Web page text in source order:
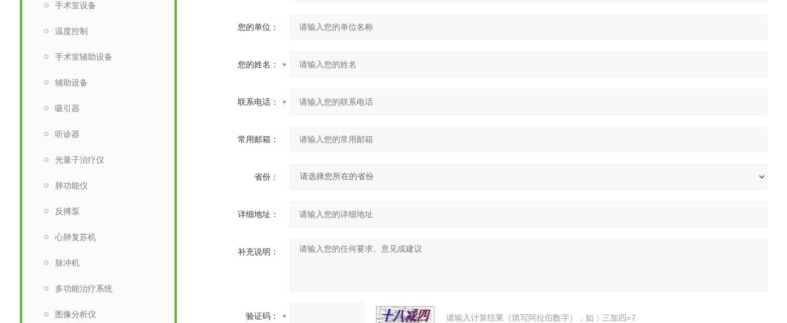
手术室设备
温度控制
手术室辅助设备
辅助设备
吸引器
听诊器
光量子治疗仪
肺功能仪
反搏泵
心肺复苏机
脉冲机
多功能治疗系统
图像分析仪
您的单位：
您的姓名：
联系电话：
常用邮箱：
省份：
详细地址：
补充说明：
验证码： 请输入计算结果（填写阿拉伯数字），如：三加四=7